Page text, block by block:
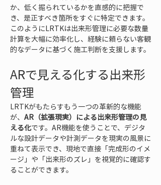
か、低く掘られているかを直感的に把握で
き、是正すべき箇所をすぐに特定できます。
このようにLRTKは出来形管理に必要な数量
計算を大幅に効率化し、経験に頼らない客観
的なデータに基づく施工判断を支援します。
ARで見える化する出来形
管理
LRTKがもたらすもう一つの革新的な機能
が、 AR（拡張現実）による出来形管理の見
える化です。AR機能を使うことで、デジタ
ルな設計データや計測データを現実の風景に
重ねて表示でき、現地で直接「完成形のイメ
ージ」や「出来形のズレ」を視覚的に確認す
ることができます。